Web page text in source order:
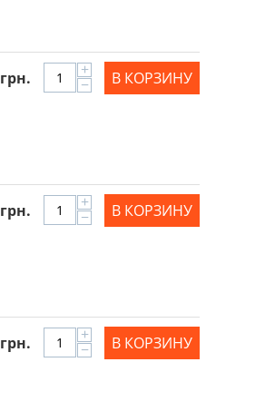
грн. +
− В КОРЗИНУ
грн. +
− В КОРЗИНУ
грн. +
− В КОРЗИНУ